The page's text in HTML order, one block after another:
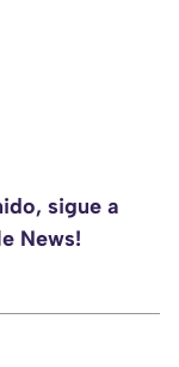
sigue a
News!